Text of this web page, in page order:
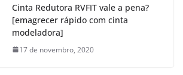
Cinta Redutora RVFIT vale a pena?
[emagrecer rápido com cinta
modeladora]
17 de novembro, 2020